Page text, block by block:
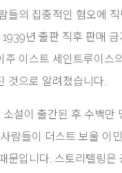
들의 집중적인 혐오에
년 출판 직후 판매 금
주 이스트 세인트루이스
것으로 알려졌습니다.
설이 출간된 후 수백만
람들이 더스트 보울 이
문입니다. 스토리텔링은